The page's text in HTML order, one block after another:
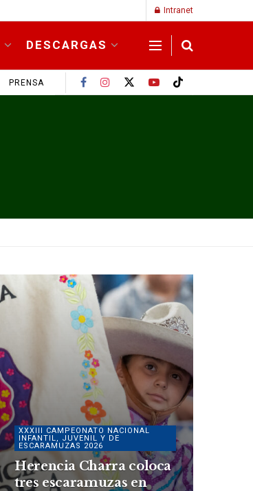
Intranet
DESCARGAS
PRENSA
XXXIII CAMPEONATO NACIONAL
INFANTIL, JUVENIL Y DE
ESCARAMUZAS 2026
Herencia Charra coloca
tres escaramuzas en